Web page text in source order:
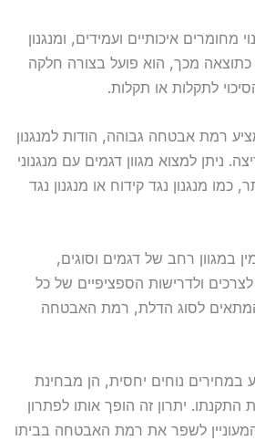
מחומרים איכותיים ועמידים, ומנגנון
כתוצאה מכך, הוא פועל בצורה חלקה
לתקלות או תקלות.
רמת אבטחה גבוהה, הודות למנגנון
ניתן למצוא מגוון דגמים עם מנגנוני
מנגנון נגד קידוח או מנגנון נגד
במגוון רחב של דגמים וסוגים,
ולדרישות הספציפיים של כל
המתאים לסוג הדלת, רמת האבטחה
במחירים נוחים יחסית, הן מבחינת
התקנתו. יתרון זה הופך אותו לפתרון
לשפר את רמת האבטחה בביתו